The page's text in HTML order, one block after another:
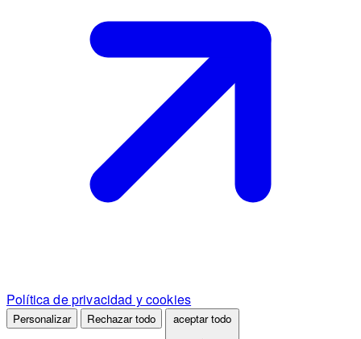
Política de privacidad y cookies
Personalizar Rechazar todo aceptar todo